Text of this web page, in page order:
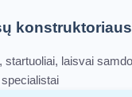
laisvai